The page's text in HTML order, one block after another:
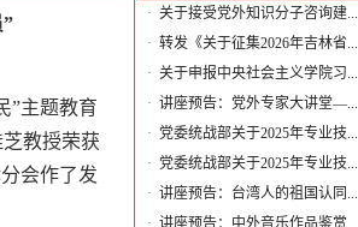
”主题教育
教授荣获
会作了发
· 关于接受党外知识分子咨询建...
· 转发《关于征集2026年吉林省...
· 关于申报中央社会主义学院习...
· 讲座预告：党外专家大讲堂—...
· 党委统战部关于2025年专业技...
· 党委统战部关于2025年专业技...
· 讲座预告：台湾人的祖国认同...
· 讲座预告：中外音乐作品鉴赏